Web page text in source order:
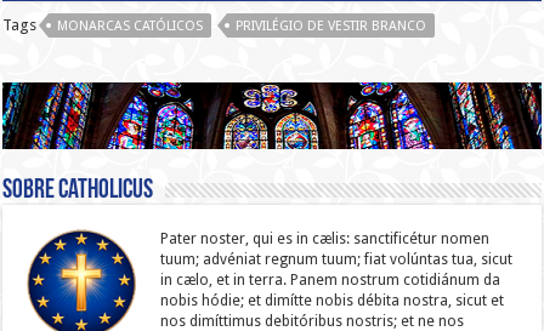
Tags MONARCAS CATÓLICOS PRIVILÉGIO DE VESTIR BRANCO
Sobre catholicus
Pater noster, qui es in cælis: sanc­ti­ficétur nomen
tuum; advéniat regnum tuum; fiat volúntas tua, sicut
in cælo, et in terra. Panem nostrum cotidiánum da
nobis hódie; et dimítte nobis débita nostra, sicut et
nos dimíttimus debitóribus nostris; et ne nos